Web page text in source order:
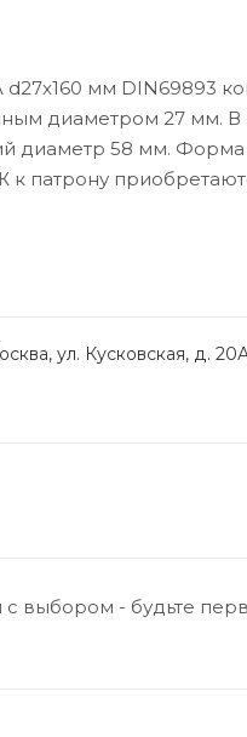
мм DIN69893
диаметром 27 мм. В
диаметр 58 мм.
патрону
ул. Кусковская, д.
выбором - будьте